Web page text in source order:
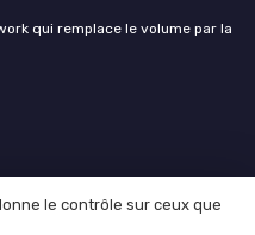
qui remplace le volume par la
le contrôle sur ceux que